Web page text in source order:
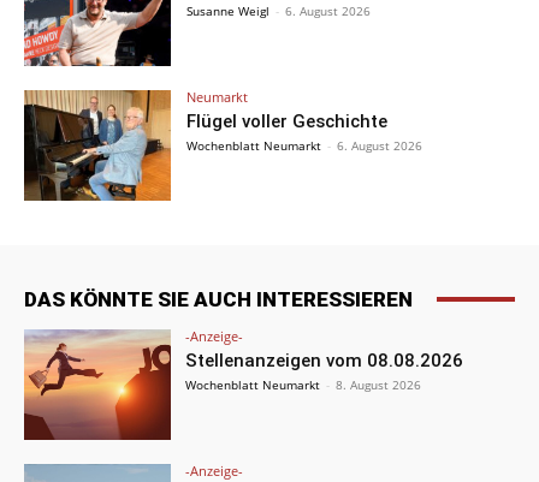
Susanne Weigl - 6. August 2026
Neumarkt
Flügel voller Geschichte
Wochenblatt Neumarkt - 6. August 2026
DAS KÖNNTE SIE AUCH INTERESSIEREN
-Anzeige-
Stellenanzeigen vom 08.08.2026
Wochenblatt Neumarkt - 8. August 2026
-Anzeige-